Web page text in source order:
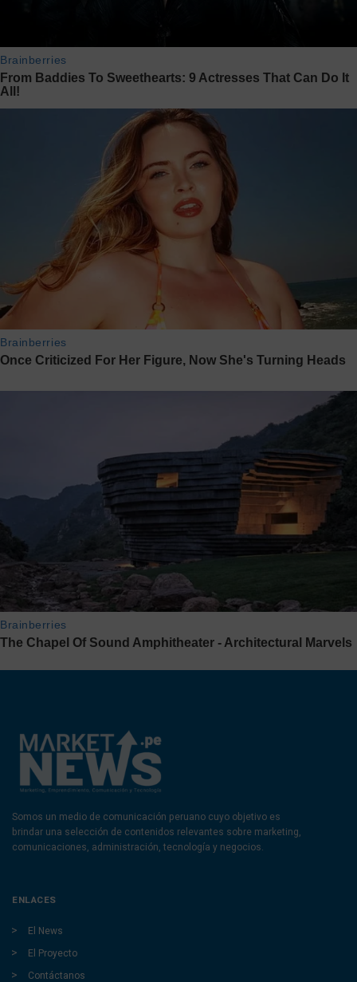
Somos un medio de comunicación peruano cuyo objetivo es
brindar una selección de contenidos relevantes sobre marketing,
comunicaciones, administración, tecnología y negocios.
ENLACES
El News
El Proyecto
Contáctanos